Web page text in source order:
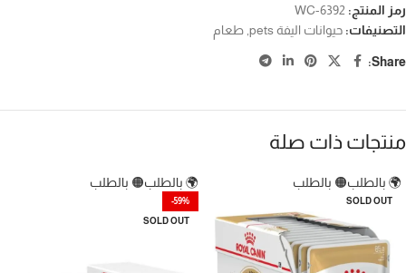
رمز المنتج: WC-6392
التصنيفات: حيوانات اليفة pets , طعام
Share:
منتجات ذات صلة
🌍 بالطلب🟠 بالطلب
SOLD OUT
🌍 بالطلب🟠 بالطلب
-59%
SOLD OUT